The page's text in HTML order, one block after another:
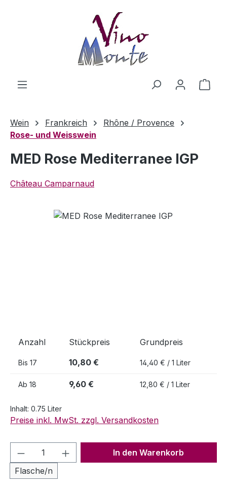
Wein Frankreich
Rhône / Provence
Rose- und Weisswein
MED Rose Mediterranee IGP
Château Camparnaud
Bildergalerie überspringen
Anzahl Stückpreis Grundpreis
Bis 17 10,80 € 14,40 € / 1 Liter
Ab 18 9,60 € 12,80 € / 1 Liter
Inhalt: 0.75 Liter
Preise inkl. MwSt. zzgl. Versandkosten
Produkt Anzahl: Gib den
Flasche/n
In den Warenkorb